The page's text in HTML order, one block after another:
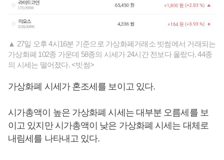
▲ 27일 오후 4시16분 기준으로 가상화폐거래소 빗썸에서 거래되는
가상화폐 102종 가운데 58종의 시세가 24시간 전보다 올랐다. 44종
의 시세는 떨어졌다. <빗썸>
가상화폐 시세가 혼조세를 보이고 있다.
시가총액이 높은 가상화폐 시세는 대부분 오름세를 보
이고 있지만 시가총액이 낮은 가상화폐 시세는 대체로
내림세를 나타내고 있다.